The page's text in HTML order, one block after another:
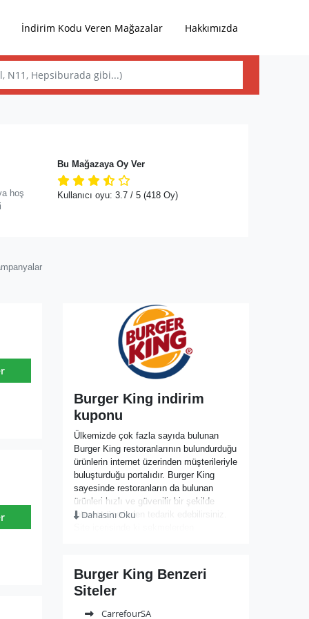
İndirim Kodu Veren Mağazalar Hakkımızda
Bu Mağazaya Oy Ver
Kullanıcı oyu: 3.7/ 5 (418 Oy)
hoş
Burger King indirim
kuponu
Ülkemizde çok fazla sayıda bulunan
Burger King restoranlarının bulundurduğu
ürünlerin internet üzerinden müşterileriyle
buluşturduğu portalıdır. Burger King
sayesinde restoranların da bulunan
ürünleri hızlı ve güvenilir bir şekilde
internet üzerinden tedarik edebilirsiniz.
Üstelik sadece bilgisayar aracılığı ile
akıllı telefonlara uygun uygulamalar ve
çağrı merkezi numarası ile de ürünleri
Dahasını Oku
Burger King Benzeri
Siteler
CarrefourSA